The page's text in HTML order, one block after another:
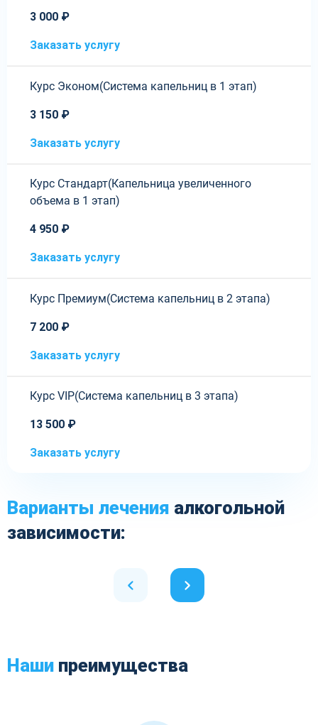
3 000 ₽
Заказать услугу
Курс Эконом(Система капельниц в 1 этап)
3 150 ₽
Заказать услугу
Курс Стандарт(Капельница увеличенного
объема в 1 этап)
4 950 ₽
Заказать услугу
Курс Премиум(Система капельниц в 2 этапа)
7 200 ₽
Заказать услугу
Курс VIP(Система капельниц в 3 этапа)
13 500 ₽
Заказать услугу
Варианты лечения алкогольной
зависимости:
Наши преимущества